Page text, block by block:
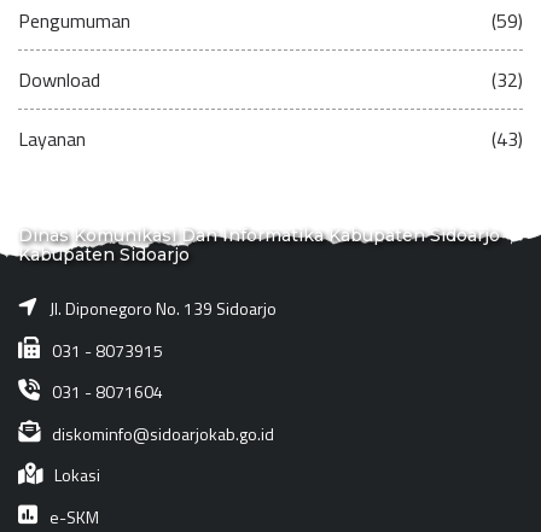
Pengumuman (59)
Download (32)
Layanan (43)
Dinas Komunikasi Dan Informatika Kabupaten Sidoarjo
Kabupaten Sidoarjo
Jl. Diponegoro No. 139 Sidoarjo
031 - 8073915
031 - 8071604
diskominfo@sidoarjokab.go.id
Lokasi
e-SKM